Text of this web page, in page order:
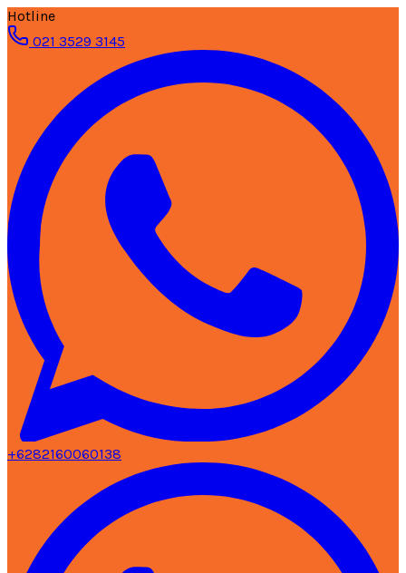
Hotline
021 3529 3145
+6282160060138